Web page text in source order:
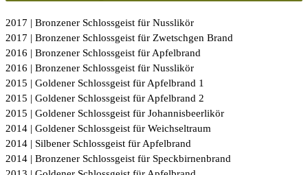
2017 | Bronzener Schlossgeist für Nusslikör
2017 | Bronzener Schlossgeist für Zwetschgen Brand
2016 | Bronzener Schlossgeist für Apfelbrand
2016 | Bronzener Schlossgeist für Nusslikör
2015 | Goldener Schlossgeist für Apfelbrand 1
2015 | Goldener Schlossgeist für Apfelbrand 2
2015 | Goldener Schlossgeist für Johannisbeerlikör
2014 | Goldener Schlossgeist für Weichseltraum
2014 | Silbener Schlossgeist für Apfelbrand
2014 | Bronzener Schlossgeist für Speckbirnenbrand